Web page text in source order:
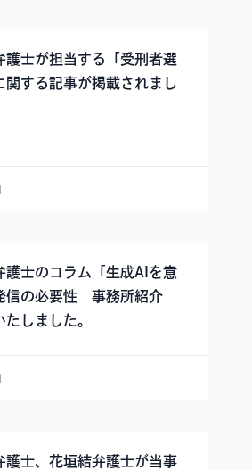
護士が担当する「受刑者選
関する記事が掲載されまし
護士のコラム「生成AIを意
信の必要性 事務所紹介
しました。
護士、花垣結弁護士が当事